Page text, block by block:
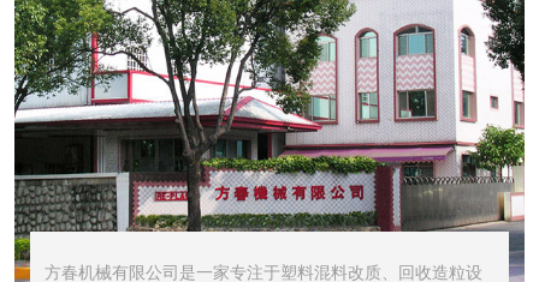
STR1000振动筛... STR600震动筛<...
方春机械有限公司是一家专注于塑料混料改质、回收造粒设